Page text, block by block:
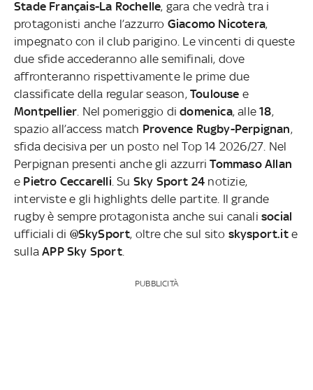
Stade Français-La Rochelle, gara che vedrà tra i
protagonisti anche l’azzurro Giacomo Nicotera,
impegnato con il club parigino. Le vincenti di queste
due sfide accederanno alle semifinali, dove
affronteranno rispettivamente le prime due
classificate della regular season, Toulouse e
Montpellier Nel pomeriggio didomenica, alle18,
spazio all’access match Provence Rugby-Perpignan,
sfida decisiva per un posto nel Top 14 2026/27. Nel
Perpignan presenti anche gli azzurriTommaso Allan
e Pietro Ceccarelli .Su Sky Sport 24 notizie,
interviste e gli highlights delle partite. Il grande
rugby è sempre protagonista anche sui canali social
ufficiali di @SkySport, oltre che sul sito skysport.ite
sulla APP Sky Sport.
PUBBLICITÀ